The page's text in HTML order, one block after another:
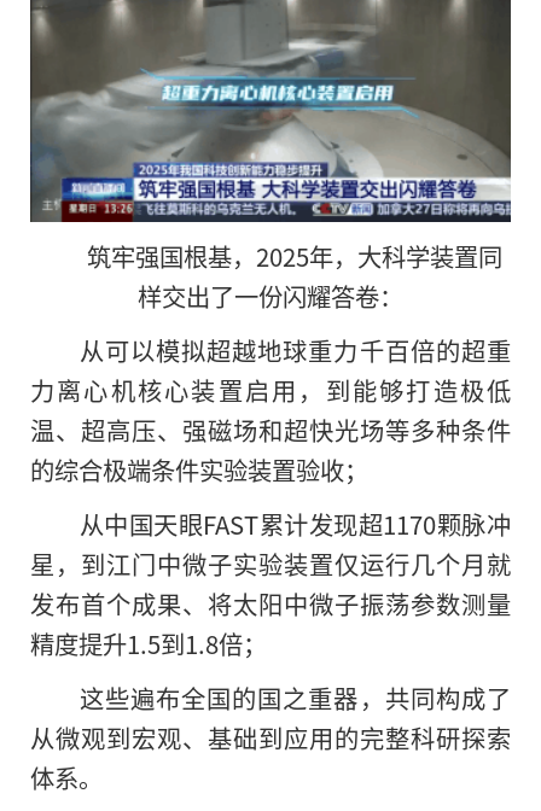
筑牢强国根基，2025年，大科学装置同
样交出了一份闪耀答卷：
从可以模拟超越地球重力千百倍的超重
力离心机核心装置启用，到能够打造极低
温、超高压、强磁场和超快光场等多种条件
的综合极端条件实验装置验收；
从中国天眼FAST累计发现超1170颗脉冲
星，到江门中微子实验装置仅运行几个月就
发布首个成果、将太阳中微子振荡参数测量
精度提升1.5到1.8倍；
这些遍布全国的国之重器，共同构成了
从微观到宏观、基础到应用的完整科研探索
体系。